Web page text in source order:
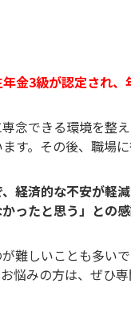
金3級が認定され、
念できる環境を整
す。その後、職場
経済的な不安が軽
ったと思う」との
難しいことも多い
悩みの方は、ぜひ専